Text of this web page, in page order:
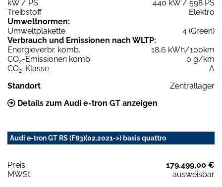
kW / PS
440 kW / 598 PS
Treibstoff
Elektro
Umweltnormen:
Umweltplakette
4 (Green)
Verbrauch und Emissionen nach WLTP:
Energieverbr. komb.
18,6 kWh/100km
CO2-Emissionen komb.
0 g/km
CO2-Klasse
A
Standort
Zentrallager
Details zum Audi e-tron GT anzeigen
Audi e-tron GT RS (F83)(02.2021->) basis quattro
Preis:
179.499,00 €
MWSt:
ausweisbar